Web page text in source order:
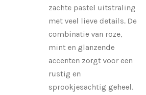
zachte pastel uitstraling
met veel lieve details. De
combinatie van roze,
mint en glanzende
accenten zorgt voor een
rustig en
sprookjesachtig geheel.